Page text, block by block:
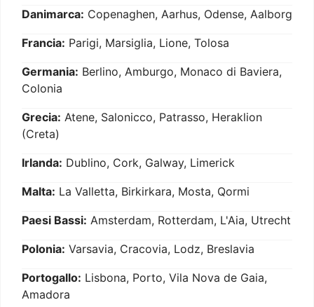
Danimarca: Copenaghen, Aarhus, Odense, Aalborg
Francia: Parigi, Marsiglia, Lione, Tolosa
Germania: Berlino, Amburgo, Monaco di Baviera,
Colonia
Grecia: Atene, Salonicco, Patrasso, Heraklion
(Creta)
Irlanda: Dublino, Cork, Galway, Limerick
Malta: La Valletta, Birkirkara, Mosta, Qormi
Paesi Bassi: Amsterdam, Rotterdam, L'Aia, Utrecht
Polonia: Varsavia, Cracovia, Lodz, Breslavia
Portogallo: Lisbona, Porto, Vila Nova de Gaia,
Amadora